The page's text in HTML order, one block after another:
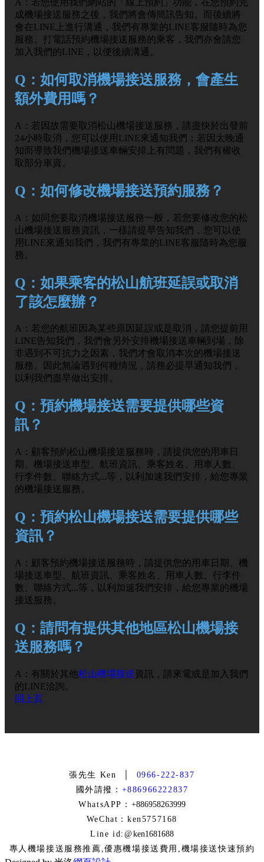
A：若您使用我們網站的「線上預約」功能，在您預約完
成機場接送服務之後，我們將會傳簡訊告知。而後續將
會在LINE上進行溝通，我們有專業的LINE客服隨時為您
服務。打電話預約機場接送服務的乘客，我們亦會請您
加入我們的LINE，以便後續溝通。
Q：如何取消機場接送服務，會產生
額外費用嗎？
A：若因故需要取消松山機場接送服務，請盡快於出發前
24小時取消，您可以使用LINE來通知我們；若因太晚通
知而導致我們機場接送車輛安排上有問題，我們有權收
取部分車資。
Q：如何修改機場接送預約服務？
A：如同您要取消機場接送服務一般，若您要修改您的松
山機場接送服務資訊，一樣請提早告知我們，您可以使
用LINE來通知我們，我們有專業的LINE客服隨時為您服
務。
Q：如果乘客的松山航班延誤或取消
了該怎麼辦？
A：若您的航班因為某些原因延誤或是取消，請您提前用
LINE告知我們，我們會另外安排機場接送車輛到場，除
非遇到不可抗力之因素，我們才會取消本次的機場接送
服務。因此無論遇到何種情況，請務必提早通知我們，
以利我們盡早做出安排。
Q：預約機場接送需要提供哪些資
訊？
A：顧客預約松山機場接送服務時，請提供您的用車日
期、機場接送車型、航班資訊、乘客姓名、用車人數、
行李件數、聯絡方式...等，以利加速我們安排，給您專業
的機場接送服務。
Q：預約松山機場接送需要提供哪些
資訊？
A：顧客預約機場接送服務時，請提供您的用車日期、機
場接送車型、航班資訊、乘客姓名、用車人數、行李件
數、聯絡方式...等，以利加速我們安排，給您專業的機場
接送服務。
Q：請問有提供其他地區松山機場接
送服務嗎？
A：有關於其他松山機場接送資訊，請來電或是加入我們
的LINE洽詢。
回上頁
張先生 Ken │ 0966-222-837
國外請撥： +886966222837
WhatsAPP： +886958263999
WeChat：ken5757168
Line id:@ken1681688
專人機場接送服務推薦,優惠機場接送費用,機場接送快速預約